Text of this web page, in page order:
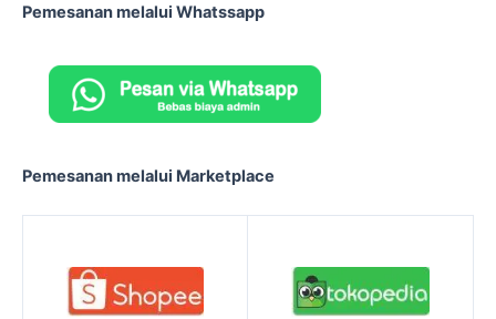
Pemesanan melalui Whatssapp
Pemesanan melalui Marketplace